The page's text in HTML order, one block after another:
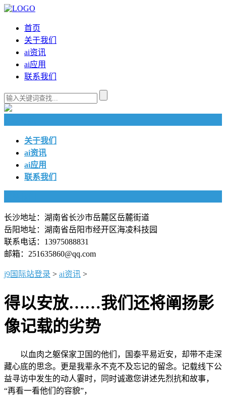
首页
关于我们
ai资讯
ai应用
联系我们
关于我们
ai资讯
ai应用
联系我们
长沙地址：湖南省长沙市岳麓区岳麓街道
岳阳地址：湖南省岳阳市经开区海凌科技园
联系电话：13975088831
邮箱：251635860@qq.com
j9国际站登录 > ai资讯 >
得以安放……我们还将阐扬影
像记载的劣势
以血肉之躯保家卫国的他们，国泰平易近安，却带不走深
藏心底的思念。更是我辈永不克不及忘记的留念。记载线下公
益寻访中发生的动人霎时，同时诚邀您讲述先烈抗和故事，
“再看一看他们的容貌”，